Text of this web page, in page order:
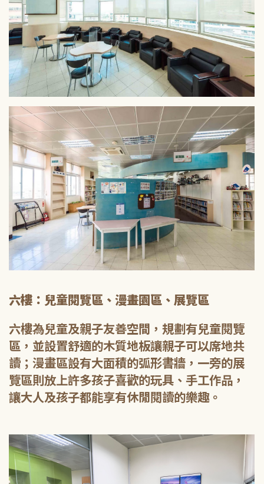
六樓：兒童閱覽區、漫畫園區、展覽區
六樓為兒童及親子友善空間，規劃有兒童閱覽
區，並設置舒適的木質地板讓親子可以席地共
讀；漫畫區設有大面積的弧形書牆，一旁的展
覽區則放上許多孩子喜歡的玩具、手工作品，
讓大人及孩子都能享有休閒閱讀的樂趣。